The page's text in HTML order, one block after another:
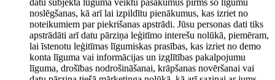
datu subjekta lūguma veiktu pasākumus pirms šo līgumu
noslēgšanas, kā arī lai izpildītu pienākumus, kas izriet no
noteikumiem par piekrišanas apstrādi. Jūsu personas dati tiks
apstrādāti arī datu pārziņa leģitīmo interešu nolūkā, piemēram,
lai īstenotu leģitīmas līgumiskas prasības, kas izriet no demo
konta līguma vai informācijas un izglītības pakalpojumu
līguma, drošības nodrošināšanai, krāpšanas novēršanai vai